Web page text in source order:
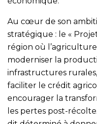
Au cœur de son
stratégique : le «
région où
moderniser la
infrastructures
faciliter le crédit
encourager la
les pertes post-